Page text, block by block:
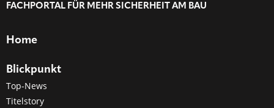
FACHPORTAL FÜR MEHR SICHERHEIT AM BAU
Home
Blickpunkt
Top-News
Titelstory